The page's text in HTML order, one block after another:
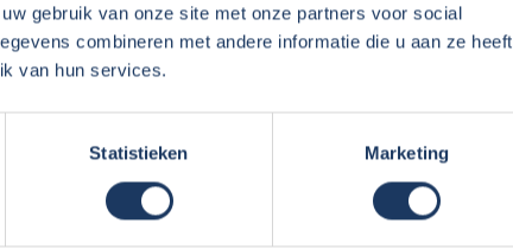
gebruik van onze site met onze partners voor social
combineren met andere informatie die u aan ze heeft
van hun services.
Statistieken Marketing
heel erg
Munchen).
We